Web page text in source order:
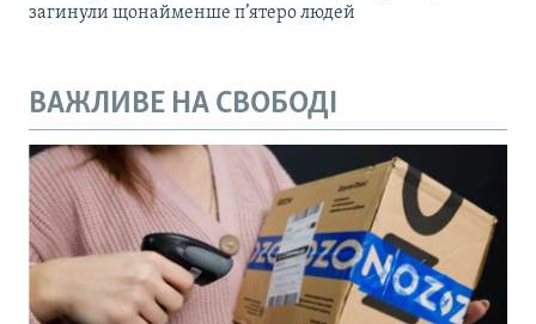
загинули щонайменше п’ятеро людей
ВАЖЛИВЕ НА СВОБОДІ